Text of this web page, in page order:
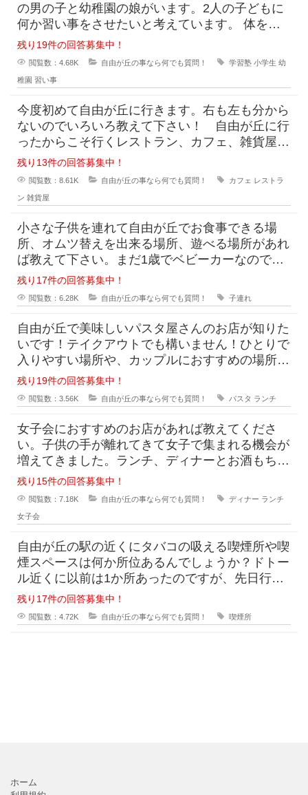
の男の子と幼稚園の娘がいます。2人の子どもに
何か習い事をさせたいと考えています。 体を動
かすのは好きな様です。スポーツ系か娘はアー
残り19件の回答募集中！
閲覧数：4.68K 自由が丘の事なら何でも質問！ 学習塾 小学生 幼
稚園 習い事
今度初めて自由が丘に行きます。右も左も分から
ないのでいろいろ教えて下さい！ 自由が丘に行
ったからこそ行くレストラン、カフェ、雑貨屋さ
残り13件の回答募集中！
閲覧数：8.61K 自由が丘の事なら何でも質問！ カフェ レストラ
ン 雑貨屋
小さな子供を連れて自由が丘でお食事できる場
所、オムツ替えを出来る場所、遊べる場所があれ
ば教えて下さい。まだ1歳でベビーカーなのでベ
ビーカーで入りやすいお店だと嬉しいです。カフ
ェでも
残り17件の回答募集中！
閲覧数：6.28K 自由が丘の事なら何でも質問！ 子連れ
自由が丘で美味しいパスタ屋さんのお店が知りた
いです！テイクアウトでも構いません！ひとりで
入りやすい場所や、カップルにおすすめの場所、
おすすめメニューなどなんでも構いませんのでお
願い
残り19件の回答募集中！
閲覧数：3.56K 自由が丘の事なら何でも質問！ パスタ ランチ
女子会におすすめのお店があれば教えてくださ
い。子供の手が離れてきて女子で集まれる機会が
増えてきました。ランチ、ディナーとお酒もちょ
残り15件の回答募集中！
閲覧数：7.18K 自由が丘の事なら何でも質問！ ディナー ランチ
女子会
自由が丘の駅の近くにタバコの吸える喫煙所や喫
煙スペースは何か所位あるんでしょうか？ドトー
ル近くに以前は1か所あったのですが、先日行っ
た時にはいつの間にか撤去されたようで見当たり
ませ
残り17件の回答募集中！
閲覧数：4.72K 自由が丘の事なら何でも質問！ 喫煙所
ホーム